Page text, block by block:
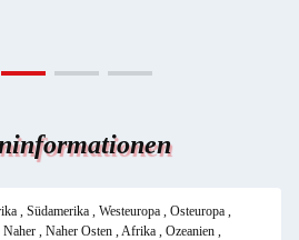
, Südamerika , Westeuropa , Osteuropa ,
Naher , Naher Osten , Afrika , Ozeanien ,